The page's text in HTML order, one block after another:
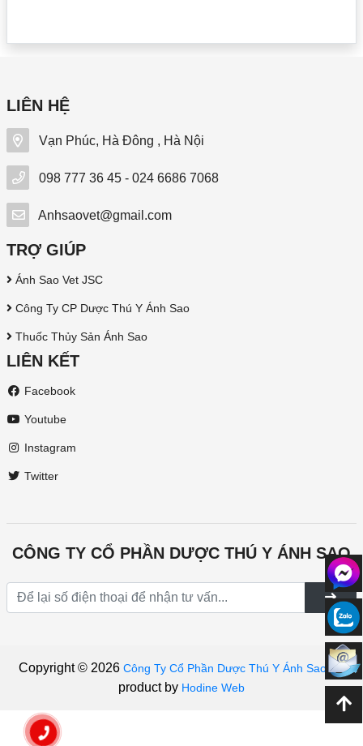
LIÊN HỆ
Vạn Phúc, Hà Đông , Hà Nội
098 777 36 45 - 024 6686 7068
Anhsaovet@gmail.com
TRỢ GIÚP
Ánh Sao Vet JSC
Công Ty CP Dược Thú Y Ánh Sao
Thuốc Thủy Sản Ánh Sao
LIÊN KẾT
Facebook
Youtube
Instagram
Twitter
CÔNG TY CỔ PHẦN DƯỢC THÚ Y ÁNH SAO
Copyright © 2026 Công Ty Cổ Phần Dược Thú Y Ánh Sao |A
product by Hodine Web